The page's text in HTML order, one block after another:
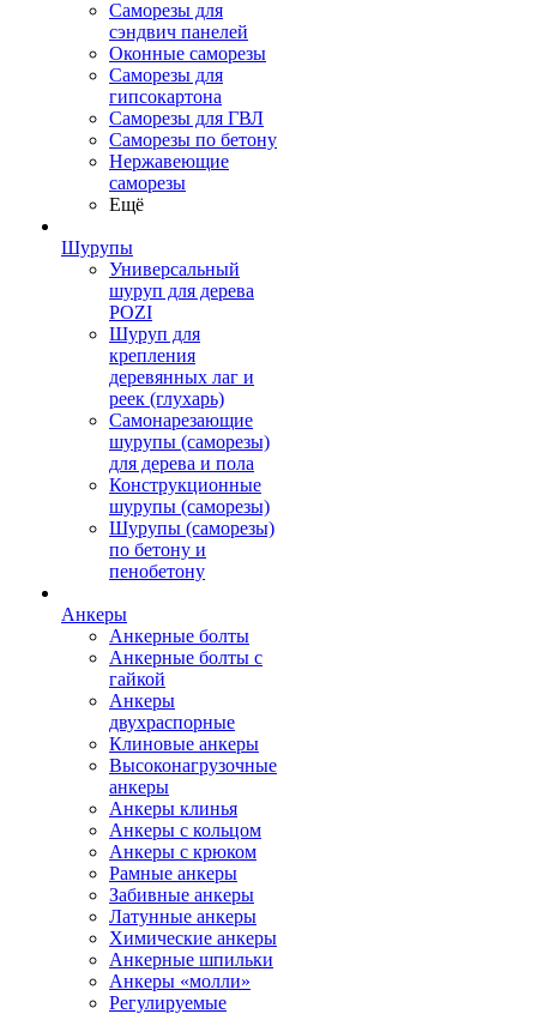
Саморезы для
сэндвич панелей
Оконные саморезы
Саморезы для
гипсокартона
Саморезы для ГВЛ
Саморезы по бетону
Нержавеющие
саморезы
Ещё
Шурупы
Универсальный
шуруп для дерева
POZI
Шуруп для
крепления
деревянных лаг и
реек (глухарь)
Самонарезающие
шурупы (саморезы)
для дерева и пола
Конструкционные
шурупы (саморезы)
Шурупы (саморезы)
по бетону и
пенобетону
Анкеры
Анкерные болты
Анкерные болты с
гайкой
Анкеры
двухраспорные
Клиновые анкеры
Высоконагрузочные
анкеры
Анкеры клинья
Анкеры с кольцом
Анкеры с крюком
Рамные анкеры
Забивные анкеры
Латунные анкеры
Химические анкеры
Анкерные шпильки
Анкеры «молли»
Регулируемые